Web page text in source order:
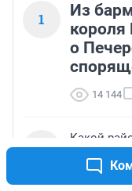
1
Из
короля
о
14 144
2
Какой